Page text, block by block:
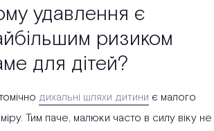
удавлення є
ризиком
для дітей?
дихальні шляхи дитини є малого
Тим паче, малюки часто в силу віку не